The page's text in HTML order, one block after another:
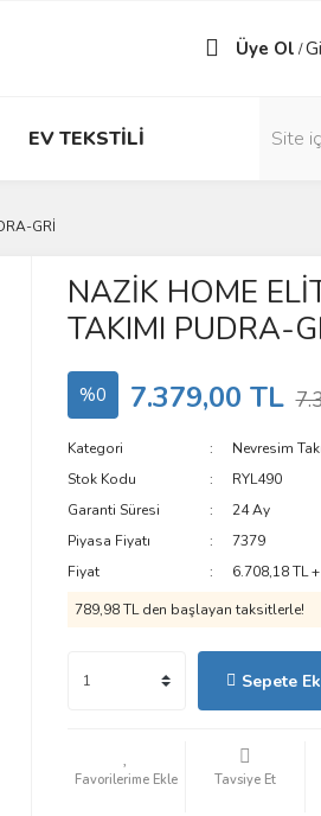
Üye Ol /
EV TEKSTİLİ
GRİ
NAZİK HOME
TAKIMI PUDRA-
%0 7.379,00 TL
Kategori
Nevresim
Stok Kodu
RYL490
Garanti Süresi
24 Ay
Piyasa Fiyatı
7379
Fiyat
6.708,18 TL
789,98 TL den başlayan taksitlerle!
Sepete
Tavsiye Et